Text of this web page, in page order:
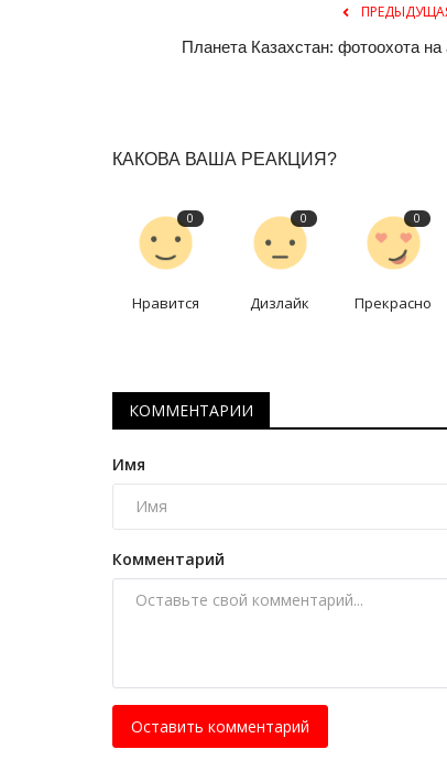
Планета Казахстан: фотоохота на
КАКОВА ВАША РЕАКЦИЯ?
0
Нравится
0
Дизлайк
0
Прекрасно
КОММЕНТАРИИ
Имя
Комментарий
Оставить комментарий
Секреты профессии
наблюдению за китами
Май 16, 2026
Что это такое, организовать встречу